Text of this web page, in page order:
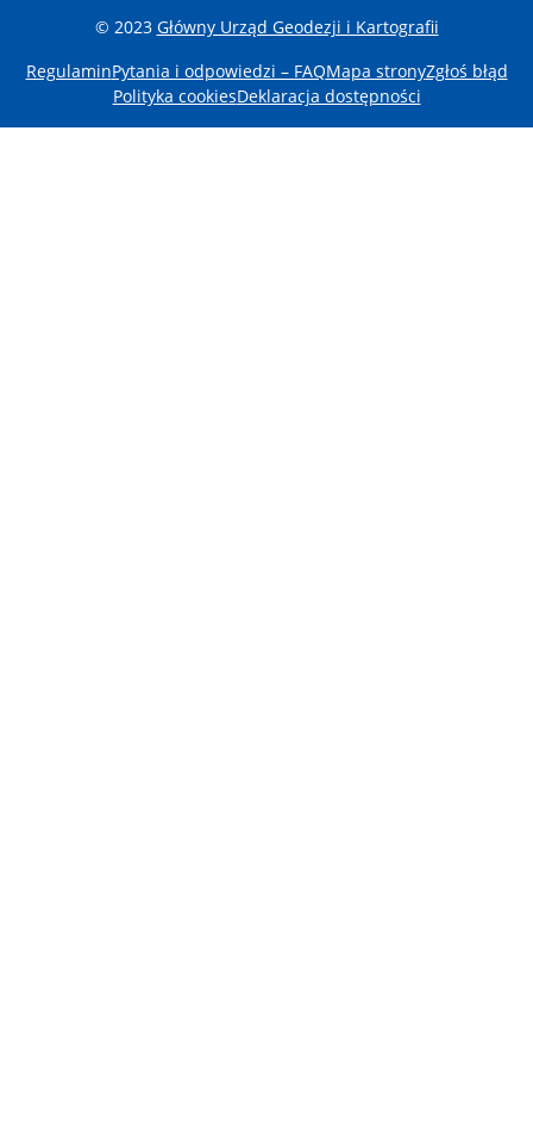
© 2023 Główny Urząd Geodezji i Kartografii
RegulaminPytania i odpowiedzi – FAQMapa stronyZgłoś błąd
Polityka cookiesDeklaracja dostępności